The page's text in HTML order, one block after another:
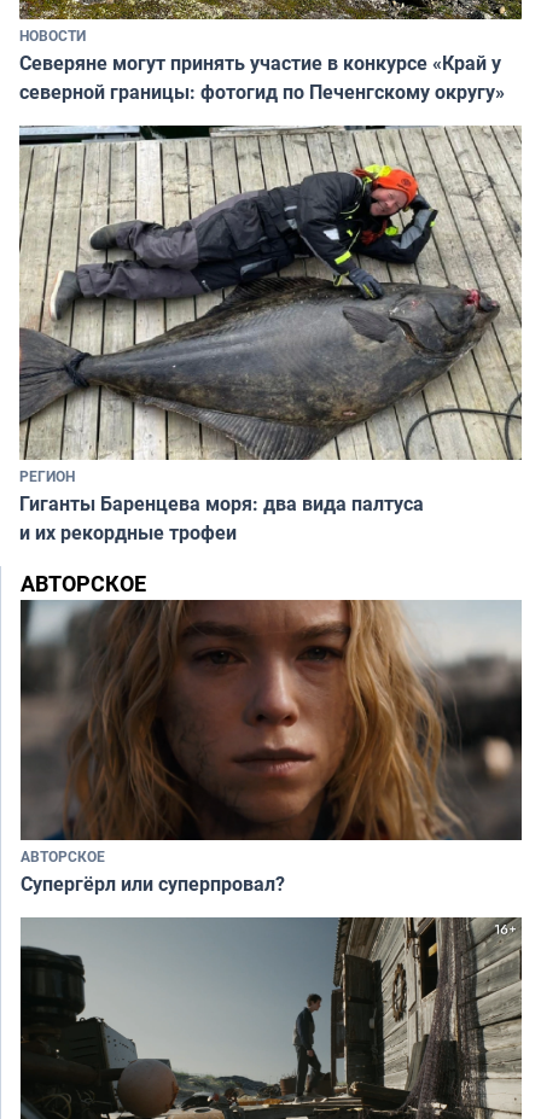
НОВОСТИ
Северяне могут принять участие в конкурсе «Край у
северной границы: фотогид по Печенгскому округу»
РЕГИОН
Гиганты Баренцева моря: два вида палтуса
и их рекордные трофеи
АВТОРСКОЕ
АВТОРСКОЕ
Супергёрл или суперпровал?